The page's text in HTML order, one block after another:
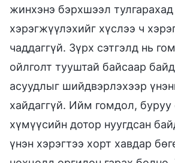
жинхэнэ бэрхшээл тулгарахад
хэрэгжүүлэхийг хүслээ ч
чаддаггүй. Зүрх сэтгэлд нь
ойлголт тууштай байсаар
асуудлыг шийдвэрлэхээр
хайдаггүй. Ийм гомдол, буруу
хүмүүсийн дотор нуугдсан
үнэн хэрэгтээ хорт хавдар